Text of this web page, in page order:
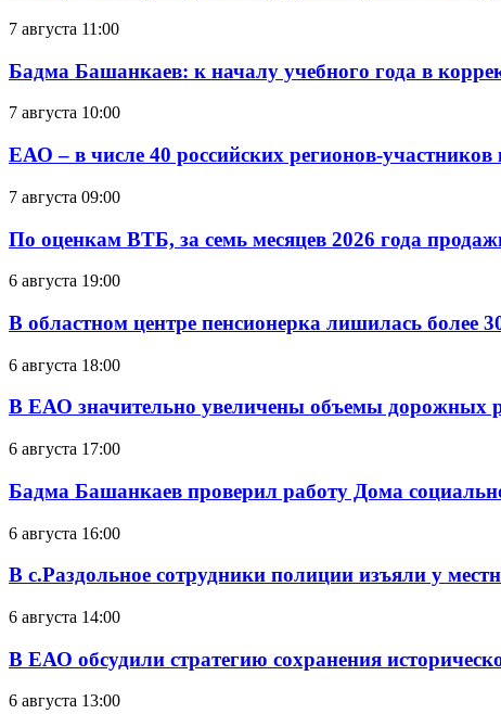
7 августа 11:00
Бадма Башанкаев: к началу учебного года в
7 августа 10:00
ЕАО – в числе 40 российских регионов-
7 августа 09:00
По оценкам ВТБ, за семь месяцев 2026 года
6 августа 19:00
В областном центре пенсионерка лишилась
6 августа 18:00
В ЕАО значительно увеличены объемы дорожных
6 августа 17:00
Бадма Башанкаев проверил работу Дома
6 августа 16:00
В с.Раздольное сотрудники полиции изъяли у
6 августа 14:00
В ЕАО обсудили стратегию сохранения
6 августа 13:00